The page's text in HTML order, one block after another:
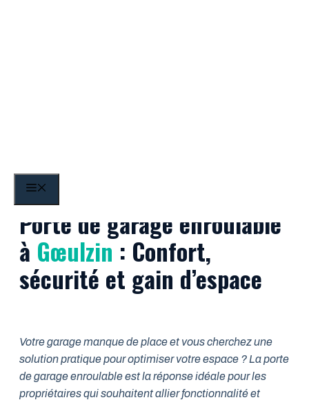
Porte de garage enroulable
à Gœulzin: Confort,
sécurité et gain d’espace
Votre garage manque de place et vous cherchez une
solution pratique pour optimiser votre espace ? La porte
de garage enroulable est la réponse idéale pour les
propriétaires qui souhaitent allier fonctionnalité et